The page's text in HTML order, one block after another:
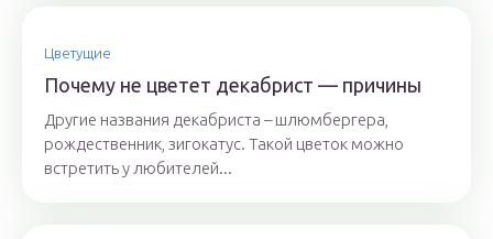
Цветущие
Почему не цветет декабрист — причины
Другие названия декабриста – шлюмбергера,
рождественник, зигокатус. Такой цветок можно
встретить у любителей...